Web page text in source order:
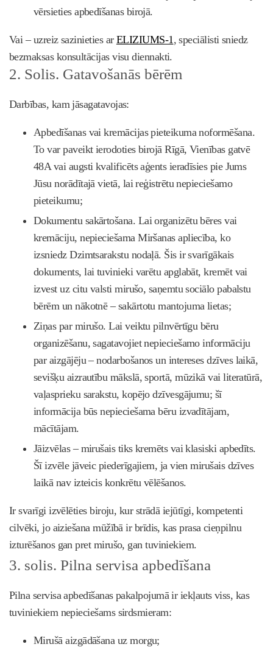
vērsieties apbedīšanas birojā.
Vai – uzreiz sazinieties ar ELIZIUMS-1 , speciālisti sniedz
bezmaksas konsultācijas visu diennakti.
2. Solis. Gatavošanās bērēm
Darbības, kam jāsagatavojas:
Apbedīšanas vai kremācijas pieteikuma noformēšana.
To var paveikt ierodoties birojā Rīgā, Vienības gatvē
48A vai augsti kvalificēts aģents ieradīsies pie Jums
Jūsu norādītajā vietā, lai reģistrētu nepieciešamo
pieteikumu;
Dokumentu sakārtošana. Lai organizētu bēres vai
kremāciju, nepieciešama Miršanas apliecība, ko
izsniedz Dzimtsarakstu nodaļā. Šis ir svarīgākais
dokuments, lai tuvinieki varētu apglabāt, kremēt vai
izvest uz citu valsti mirušo, saņemtu sociālo pabalstu
bērēm un nākotnē – sakārtotu mantojuma lietas;
Ziņas par mirušo. Lai veiktu pilnvērtīgu bēru
organizēšanu, sagatavojiet nepieciešamo informāciju
par aizgājēju – nodarbošanos un intereses dzīves laikā,
sevišķu aizrautību mākslā, sportā, mūzikā vai literatūrā,
vaļasprieku sarakstu, kopējo dzīvesgājumu; šī
informācija būs nepieciešama bēru izvadītājam,
mācītājam.
Jāizvēlas – mirušais tiks kremēts vai klasiski apbedīts.
Šī izvēle jāveic piederīgajiem, ja vien mirušais dzīves
laikā nav izteicis konkrētu vēlēšanos.
Ir svarīgi izvēlēties biroju, kur strādā iejūtīgi, kompetenti
cilvēki, jo aiziešana mūžībā ir brīdis, kas prasa cieņpilnu
izturēšanos gan pret mirušo, gan tuviniekiem.
3. solis. Pilna servisa apbedīšana
Pilna servisa apbedīšanas pakalpojumā ir iekļauts viss, kas
tuviniekiem nepieciešams sirdsmieram:
Mirušā aizgādāšana uz morgu;